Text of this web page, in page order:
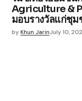
Agriculture &
มอบรางวัลแก่ชุ
byKhun JarinJuly 10,